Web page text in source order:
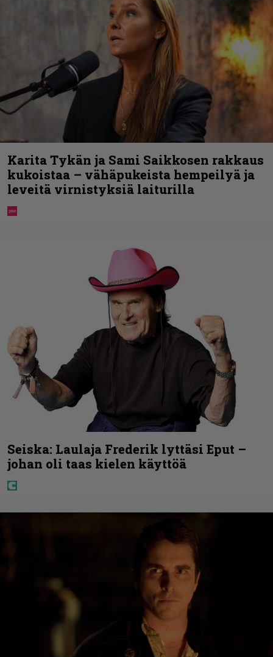
Karita Tykän ja Sami Saikkosen rakkaus
kukoistaa – vähäpukeista hempeilyä ja
leveitä virnistyksiä laiturilla
Seiska: Laulaja Frederik lyttäsi Eput –
johan oli taas kielen käyttöä